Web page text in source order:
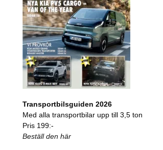
Transportbilsguiden 2026
Med alla transportbilar upp till 3,5 ton
Pris 199:-
Beställ den här